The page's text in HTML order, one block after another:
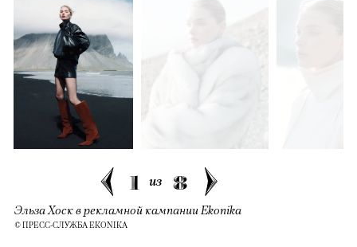
1 из 8
Эльза Хоск в рекламной кампании Ekonika
© ПРЕСС-СЛУЖБА EKONIKA